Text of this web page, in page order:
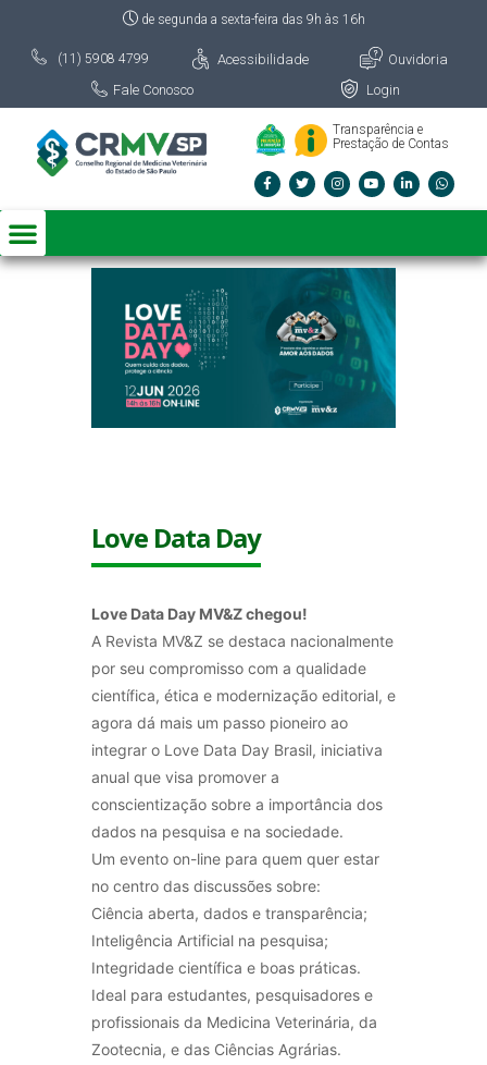
de segunda a sexta-feira das 9h às 16h
(11) 5908 4799 Acessibilidade
Ouvidoria
Fale Conosco
Login
Transparência e
Prestação de Contas
Love Data Day
Love Data Day MV&Z chegou!
A Revista MV&Z se destaca nacionalmente
por seu compromisso com a qualidade
científica, ética e modernização editorial, e
agora dá mais um passo pioneiro ao
integrar o Love Data Day Brasil, iniciativa
anual que visa promover a
conscientização sobre a importância dos
dados na pesquisa e na sociedade.
Um evento on-line para quem quer estar
no centro das discussões sobre:
Ciência aberta, dados e transparência;
Inteligência Artificial na pesquisa;
Integridade científica e boas práticas.
Ideal para estudantes, pesquisadores e
profissionais da Medicina Veterinária, da
Zootecnia, e das Ciências Agrárias.